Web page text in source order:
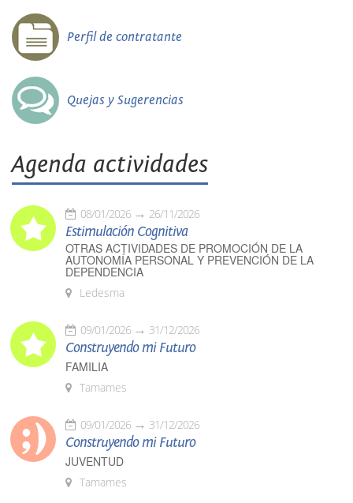
Perfil de contratante
Quejas y Sugerencias
Agenda actividades
08/01/2026 26/11/2026
Estimulación Cognitiva
OTRAS ACTIVIDADES DE PROMOCIÓN DE LA
AUTONOMÍA PERSONAL Y PREVENCIÓN DE LA
DEPENDENCIA
Ledesma
09/01/2026 31/12/2026
Construyendo mi Futuro
FAMILIA
Tamames
09/01/2026 31/12/2026
Construyendo mi Futuro
JUVENTUD
Tamames